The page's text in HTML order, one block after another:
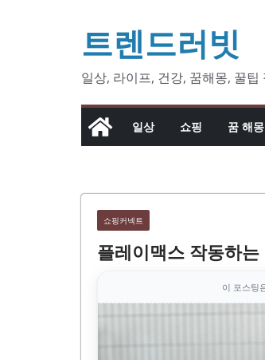
트렌드러빗
일상, 라이프, 건강, 꿈해몽, 꿀팁
일상 쇼핑 꿈 해몽
쇼핑커넥트
플레이맥스 작동하
이 포스팅